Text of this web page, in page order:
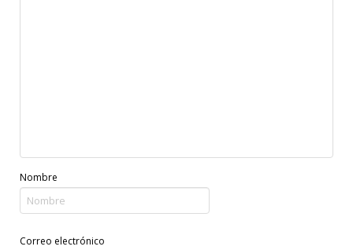
Nombre
Correo electrónico